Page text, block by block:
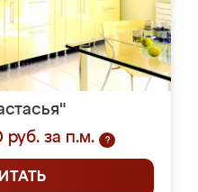
руб. за п.м.
?